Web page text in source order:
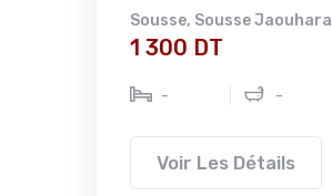
Sousse, Sousse Jaouhara
1 300 DT
- -
Voir Les Détails